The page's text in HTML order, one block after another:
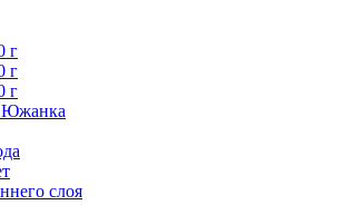
г
г
г
Южанка
слоя